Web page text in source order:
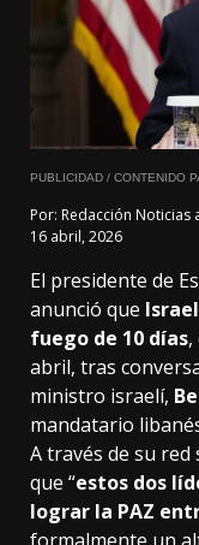
PUBLICIDAD / CONTENIDO
Por: Redacción Noticias
16 abril, 2026
El presidente de
anunció que
fuego de 10 días
abril, tras
ministro israelí,
mandatario
A través de su
que “estos dos
lograr la PAZ
formalmente un